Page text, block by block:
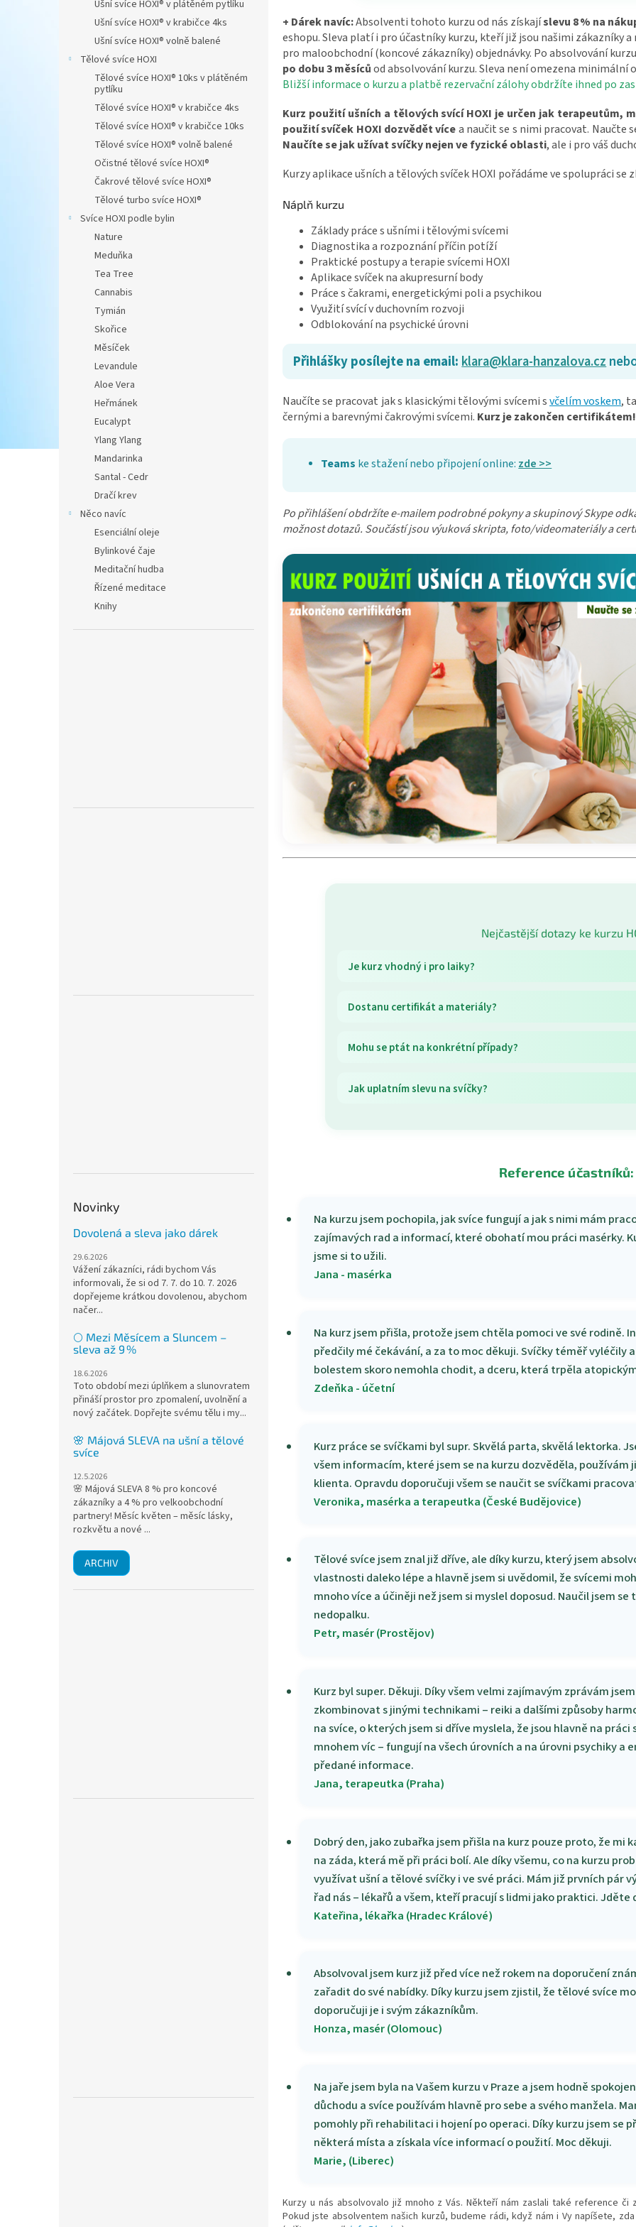
Ušní svíce HOXI® v plátěném pytlíku
Ušní svíce HOXI® v krabičce 4ks
Ušní svíce HOXI® volně balené
Tělové svíce HOXI
Tělové svíce HOXI® 10ks v plátěném
pytlíku
Tělové svíce HOXI® v krabičce 4ks
Tělové svíce HOXI® v krabičce 10ks
Tělové svíce HOXI® volně balené
Očistné tělové svíce HOXI®
Čakrové tělové svíce HOXI®
Tělové turbo svíce HOXI®
Svíce HOXI podle bylin
Nature
Meduňka
Tea Tree
Cannabis
Tymián
Skořice
Měsíček
Levandule
Aloe Vera
Heřmánek
Eucalypt
Ylang Ylang
Mandarinka
Santal - Cedr
Dračí krev
Něco navíc
Esenciální oleje
Bylinkové čaje
Meditační hudba
Řízené meditace
Knihy
Novinky
Dovolená a sleva jako dárek
29.6.2026
Vážení zákazníci, rádi bychom Vás
informovali, že si od 7. 7. do 10. 7. 2026
dopřejeme krátkou dovolenou, abychom
načer...
🌕 Mezi Měsícem a Sluncem –
sleva až 9 %
18.6.2026
Toto období mezi úplňkem a slunovratem
přináší prostor pro zpomalení, uvolnění a
nový začátek. Dopřejte svému tělu i my...
🌸 Májová SLEVA na ušní a tělové
svíce
12.5.2026
🌸 Májová SLEVA 8 % pro koncové
zákazníky a 4 % pro velkoobchodní
partnery! Měsíc květen – měsíc lásky,
rozkvětu a nové ...
ARCHIV
+ Dárek navíc:Absolventi tohoto kurzu od nás získajíslevu 8 % na
eshopu. Sleva platí i pro účastníky kurzu, kteří již jsou našimi zákazníky
pro maloobchodní (koncové zákazníky) objednávky. Po absolvování
po dobu 3 měsícůod absolvování kurzu. Sleva není omezena minimální
Bližší informace o kurzu a platbě rezervační zálohy obdržíte ihned po
Kurz použití ušních a tělových svící HOXI je určen jak terapeutům,
použití svíček HOXI dozvědět vícea naučit se s nimi pracovat. Naučte
Naučíte se jak užívat svíčky nejen ve fyzické oblasti, ale i pro váš
Kurzy aplikace ušních a tělových svíček HOXI pořádáme ve spolupráci
Náplň kurzu
Základy práce s ušními i tělovými svícemi
Diagnostika a rozpoznání příčin potíží
Praktické postupy a terapie svícemi HOXI
Aplikace svíček na akupresurní body
Práce s čakrami, energetickými poli a psychikou
Využití svící v duchovním rozvoji
Odblokování na psychické úrovni
Přihlášky posílejte na email: klara@klara-hanzalova.cz
Naučíte se pracovat jak s klasickými tělovými svícemi svčelím voskem,
černými a barevnými čakrovými svícemi. Kurz je zakončen certifikátem!
Teams ke stažení nebo připojení online: zde >>
Po přihlášení obdržíte e-mailem podrobné pokyny a skupinový Skype
možnost dotazů. Součástí jsou výuková skripta, foto/videomateriály a
Nejčastější dotazy ke kurzu
Je kurz vhodný i pro laiky?
Dostanu certifikát a materiály?
Mohu se ptát na konkrétní případy?
Jak uplatním slevu na svíčky?
Reference účastníků:
Na kurzu jsem pochopila, jak svíce fungují a jak s nimi mám
zajímavých rad a informací, které obohatí mou práci masérky.
jsme si to užili.
Jana - masérka
Na kurz jsem přišla, protože jsem chtěla pomoci ve své rodině.
předčily mé čekávání, a za to moc děkuji. Svíčky téměř vyléčily
bolestem skoro nemohla chodit, a dceru, která trpěla
Zdeňka - účetní
Kurz práce se svíčkami byl supr. Skvělá parta, skvělá lektorka.
všem informacím, které jsem se na kurzu dozvěděla, používám
klienta. Opravdu doporučuji všem se naučit se svíčkami
Veronika, masérka a terapeutka (České Budějovice)
Tělové svíce jsem znal již dříve, ale díky kurzu, který jsem
vlastnosti daleko lépe a hlavně jsem si uvědomil, že svícemi
mnoho více a účiněji než jsem si myslel doposud. Naučil jsem
nedopalku.
Petr, masér (Prostějov)
Kurz byl super. Děkuji. Díky všem velmi zajímavým zprávám
zkombinovat s jinými technikami – reiki a dalšími způsoby
na svíce, o kterých jsem si dříve myslela, že jsou hlavně na
mnohem víc – fungují na všech úrovních a na úrovni psychiky a
předané informace.
Jana, terapeutka (Praha)
Dobrý den, jako zubařka jsem přišla na kurz pouze proto, že mi
na záda, která mě při práci bolí. Ale díky všemu, co na kurzu
využívat ušní a tělové svíčky i ve své práci. Mám již prvních pár
řad nás – lékařů a všem, kteří pracují s lidmi jako praktici. Jděte
Kateřina, lékařka (Hradec Králové)
Absolvoval jsem kurz již před více než rokem na doporučení
zařadit do své nabídky. Díky kurzu jsem zjistil, že tělové svíce
doporučuji je i svým zákazníkům.
Honza, masér (Olomouc)
Na jaře jsem byla na Vašem kurzu v Praze a jsem hodně
důchodu a svíce používám hlavně pro sebe a svého manžela.
pomohly při rehabilitaci i hojení po operaci. Díky kurzu jsem se
některá místa a získala více informací o použití. Moc děkuji.
Marie, (Liberec)
Kurzy u nás absolvovalo již mnoho z Vás. Někteří nám zaslali také reference
Pokud jste absolventem našich kurzů, budeme rádi, když nám i Vy napíšete,